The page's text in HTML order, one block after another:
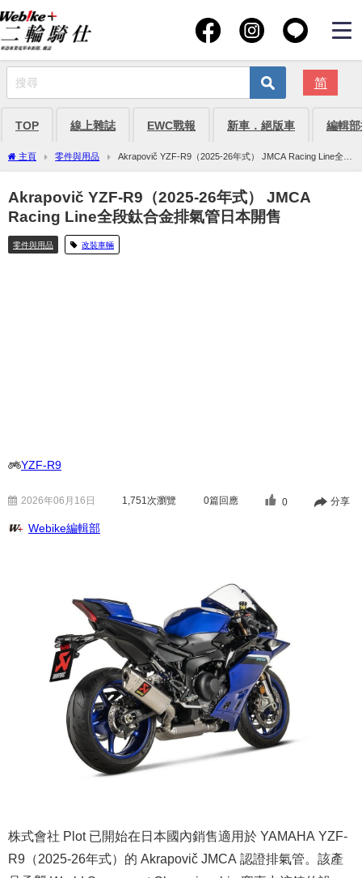
简
TOP 線上雜誌 EWC戰報 新車．絕版車 編輯
主頁 零件與用品
Akrapovič YZF-R9（2025-26年式） JMCA Racing Line全段
鈦合金排氣管日本開售
Akrapovič YZF-R9（2025-26年式） JMCA
Racing Line全段鈦合金排氣管日本開售
零件與用品 改裝車輛
YZF-R9
2026年06月16日 1,751 次瀏覽 0篇回應 0 分享
Webike編輯部
株式會社 Plot 已開始在日本國內銷售適用於 YAMAHA YZF-
R9（2025-26年式）的 Akrapovič JMCA 認證排氣管。該產